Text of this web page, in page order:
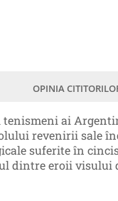
OPINIA
ai
revenirii sale
suferite în
dintre eroii visului